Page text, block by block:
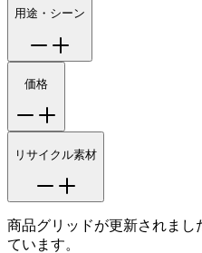
用途・シーン
価格
リサイクル素材
商品グリッドが更新されまし
ています。